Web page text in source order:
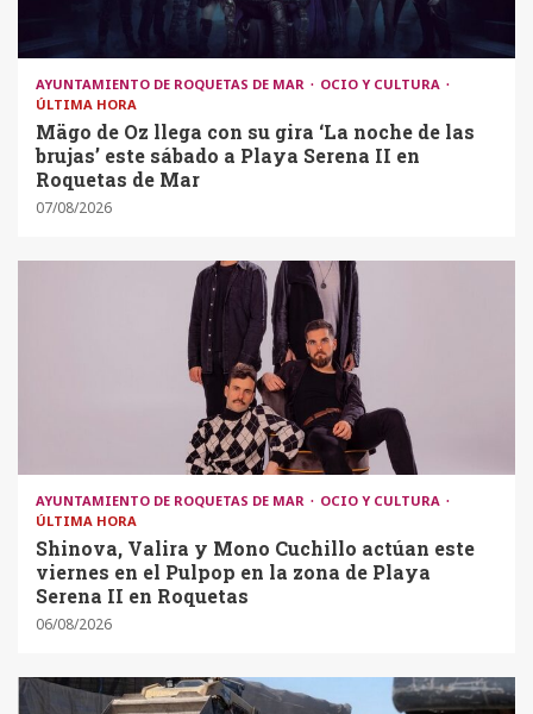
AYUNTAMIENTO DE ROQUETAS DE MAR
OCIO Y CULTURA
ÚLTIMA HORA
Mägo de Oz llega con su gira ‘La noche de las
brujas’ este sábado a Playa Serena II en
Roquetas de Mar
07/08/2026
AYUNTAMIENTO DE ROQUETAS DE MAR
OCIO Y CULTURA
ÚLTIMA HORA
Shinova, Valira y Mono Cuchillo actúan este
viernes en el Pulpop en la zona de Playa
Serena II en Roquetas
06/08/2026